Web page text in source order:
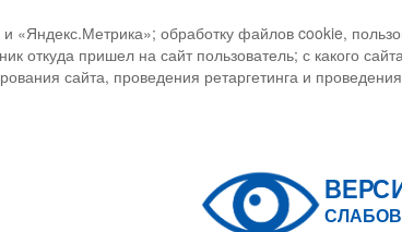
«Яндекс.Метрика»; обработку файлов cookie,
откуда пришел на сайт пользователь; с какого
сайта, проведения ретаргетинга и проведения